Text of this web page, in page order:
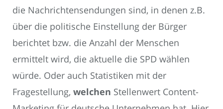
die Nachrichtensendungen sind, in denen z.B.
über die politische Einstellung der Bürger
berichtet bzw. die Anzahl der Menschen
ermittelt wird, die aktuelle die SPD wählen
würde. Oder auch Statistiken mit der
Fragestellung, welchen Stellenwert Content-